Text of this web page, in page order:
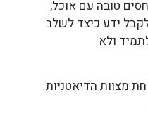
טובה עם אוכל,
ידע כיצד לשלב
ולא
מצוות הדיאטניות